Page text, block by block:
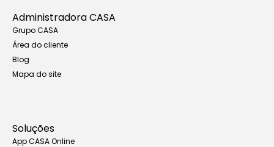
Administradora CASA
Grupo CASA
Área do cliente
Blog
Mapa do site
Soluções
App CASA Online